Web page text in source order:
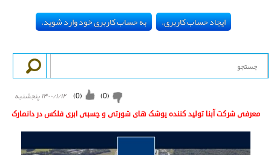
ایجاد حساب کاربری. به حساب کاربری خود وارد شوید.
۱۴۰۰/۱/۱۲ پنجشنبه (
0
) (
0
)
معرفی شرکت آبنا تولید کننده پوشک های شورتی و چسبی ابری فلکس در دانمارک